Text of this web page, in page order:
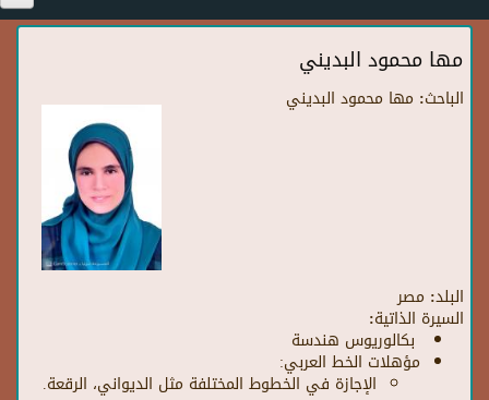
مها محمود البديني
الباحث: مها محمود البديني
البلد: مصر
السيرة الذاتية:
بكالوريوس هندسة
مؤهلات الخط العربي:
الإجازة في الخطوط المختلفة مثل الديواني، الرقعة.